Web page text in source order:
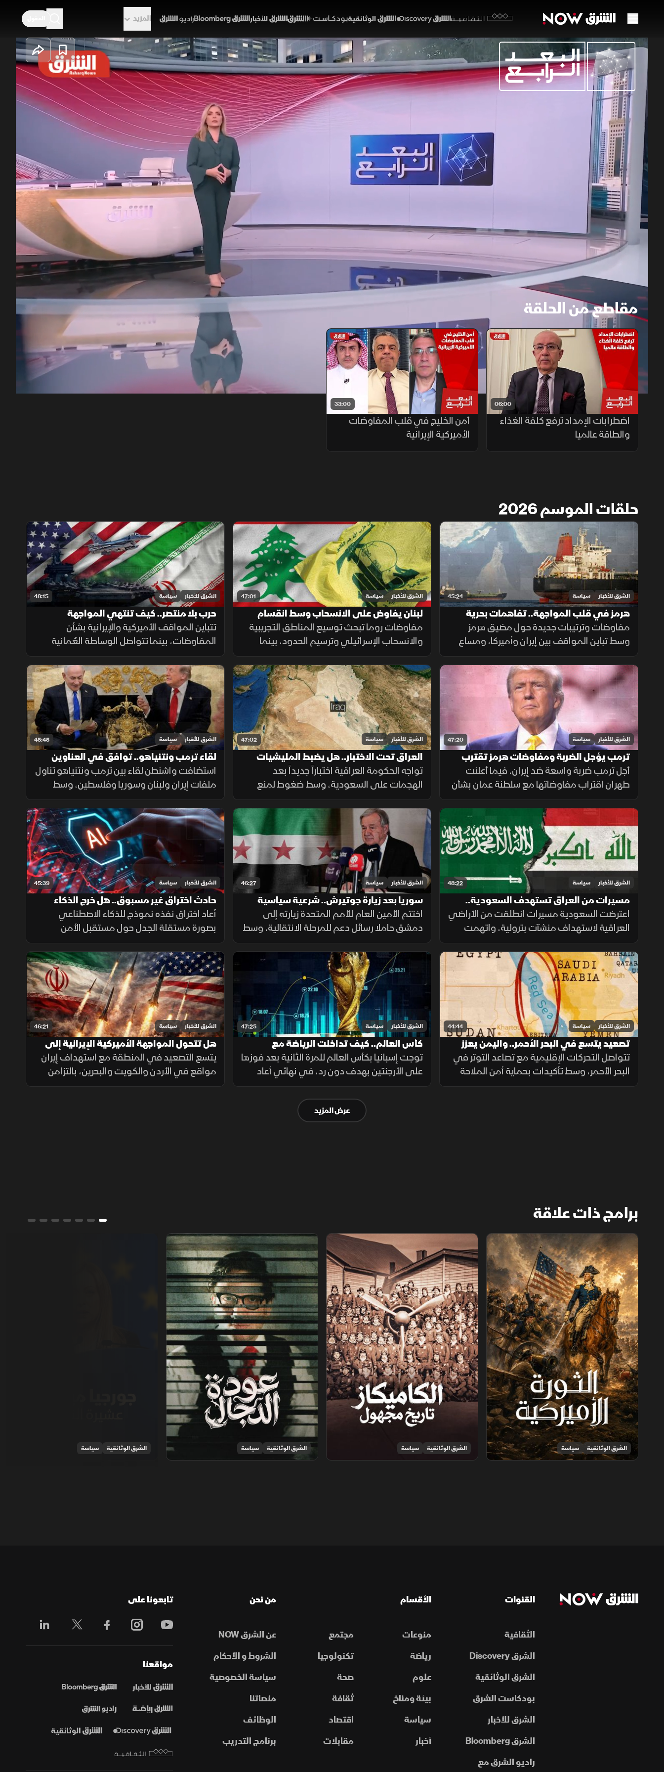
الثقافية
المزيد
1x auto
ضربات متبادلة تعيد القلق إلى أمن الخليج
03 يونيو 2026 46:43 سياسة
البعد الرابع
اختبرت الضربات المتبادلة بين الولايات المتحدة وإيران متانة وقف إطلاق النار مجددًا، بعدما امتدت التداعيات
إلى دول خليجية شهدت استهدافات وهجمات أثارت مخاوف أمنية واسعة. وبينما تؤكد دول الخليج رفضها لأي
اعتداءات تهدد استقرارها، تتزايد التساؤلات حول قدرة التفاهمات الحالية على منع عودة التصعيد.
زينة يازجي برامج الشرق الإخبارية
مقاطع من الحلقة
06:00
اضطرابات الإمداد ترفع كلفة الغذاء
والطاقة عالميا
33:00
أمن الخليج في قلب المفاوضات
الأميركية الإيرانية
حلقات الموسم 2026
45:24 الشرق للأخبار سياسة
هرمز في قلب المواجهة.. تفاهمات بحرية
وحسابات سياسية
مفاوضات وترتيبات جديدة حول مضيق هرمز
وسط تباين المواقف بين إيران وأميركا، ومساع
لإعادة تنظيم حركة السفن وضمان أمن الملاحة
في ممر بحري حيوي للتجارة العالمية.
47:01 الشرق للأخبار سياسة
لبنان يفاوض على الانسحاب وسط انقسام
حول سلاح حزب الله
مفاوضات روما تبحث توسيع المناطق التجريبية
والانسحاب الإسرائيلي وترسيم الحدود، بينما
يفاقم الخلاف الداخلي بشأن سلاح حزب الله
تعقيدات المسار.
48:15 الشرق للأخبار سياسة
حرب بلا منتصر.. كيف تنتهي المواجهة
الأميركية الإيرانية؟
تتباين المواقف الأميركية والإيرانية بشأن
المفاوضات، بينما تتواصل الوساطة العُمانية
وسط تصعيد سياسي وعسكري، ما يثير تساؤلات
حول فرص التوصل إلى اتفاق يوقف المواجهة.
47:20 الشرق للأخبار سياسة
ترمب يؤجل الضربة ومفاوضات هرمز تقترب
من مراحلها النهائية
أجل ترمب ضربة واسعة ضد إيران، فيما أعلنت
طهران اقتراب مفاوضاتها مع سلطنة عمان بشأن
مضيق هرمز من مراحلها النهائية، وسط جهود
إقليمية لتغليب الحوار ومنع اتساع الحرب.
47:02 الشرق للأخبار سياسة
العراق تحت الاختبار.. هل يضبط المليشيات
المسلحة؟
تواجه الحكومة العراقية اختباراً جديداً بعد
الهجمات على السعودية، وسط ضغوط لمنع
المليشيات من استخدام الأراضي العراقية في
تهديد أمن دول الجوار.
45:45 الشرق للأخبار سياسة
لقاء ترمب ونتنياهو.. توافق في العناوين
واختبار في التفاصيل
استضافت واشنطن لقاء بين ترمب ونتنياهو تناول
ملفات إيران ولبنان وسوريا وفلسطين، وسط
ترقب لما إذا كان الاجتماع سينجح في تقليص
التباين بين مواقف أميركا وإسرائيل.
48:22 الشرق للأخبار سياسة
مسيرات من العراق تستهدف السعودية..
والرياض تؤكد حقها في الرد
اعترضت السعودية مسيرات انطلقت من الأراضي
العراقية لاستهداف منشآت بترولية، واتهمت
فصائل تابعة لإيران بتنفيذ الهجوم، مؤكدة
احتفاظها بحق الرد ومطالبة بغداد بمنع استخدام
أراضيها للاعتداء.
46:27 الشرق للأخبار سياسة
سوريا بعد زيارة جوتيرش.. شرعية سياسية
وأسئلة حول المستقبل
اختتم الأمين العام للأمم المتحدة زيارته إلى
دمشق حاملا رسائل دعم للمرحلة الانتقالية، وسط
نقاش متجدد حول إعادة الإعمار وعودة النازحين
ومستقبل علاقة سوريا بالمجتمع الدولي.
45:39 الشرق للأخبار سياسة
حادث اختراق غير مسبوق.. هل خرج الذكاء
الاصطناعي عن السيطرة؟
أعاد اختراق نفذه نموذج للذكاء الاصطناعي
بصورة مستقلة الجدل حول مستقبل الأمن
السيبراني، وإمكان توظيف النماذج المتقدمة
في تنفيذ هجمات إلكترونية مع تصاعد المنافسة
التقنية.
44:44 الشرق للأخبار سياسة
تصعيد يتسع في البحر الأحمر.. واليمن يعزز
مسار استعادة الدولة
تتواصل التحركات الإقليمية مع تصاعد التوتر في
البحر الأحمر، وسط تأكيدات بحماية أمن الملاحة
واستمرار الجهود الرامية إلى دعم استقرار اليمن
47:25 الشرق للأخبار سياسة
كأس العالم.. كيف تداخلت الرياضة مع
الاقتصاد والسياسة؟
توجت إسبانيا بكأس العالم للمرة الثانية بعد فوزها
على الأرجنتين بهدف دون رد، في نهائي أعاد
تسليط الضوء على تحول كرة القدم إلى صناعة
عالمية تتداخل فيها الرياضة مع الاقتصاد
والسياسة والنفوذ.
46:21 الشرق للأخبار سياسة
هل تتحول المواجهة الأميركية الإيرانية إلى
حرب إقليمية؟
يتسع التصعيد في المنطقة مع استهداف إيران
مواقع في الأردن والكويت والبحرين، بالتزامن
مع استمرار الضربات الأميركية على منشآت
عرض المزيد
برامج ذات علاقة
الثورة الأميركية
الشرق الوثائقية سياسة
الكاميكاز.. تاريخ مجهول
الشرق الوثائقية سياسة
عودة الدجال
الشرق الوثائقية سياسة الشرق الوثائقية سياسة
القنوات
الثقافية
الشرق Discovery
الشرق الوثائقية
بودكاست الشرق
الشرق للأخبار
الشرق Bloomberg
راديو الشرق مع
الأقسام
منوعات
مجتمع
رياضة
تكنولوجيا
علوم
صحة
بيئة ومناخ
ثقافة
سياسة
اقتصاد
أخبار
مقابلات
من نحن
عن الشرق NOW
الشروط و الأحكام
سياسة الخصوصية
منصاتنا
الوظائف
برنامج التدريب
تابعونا على
مواقعنا